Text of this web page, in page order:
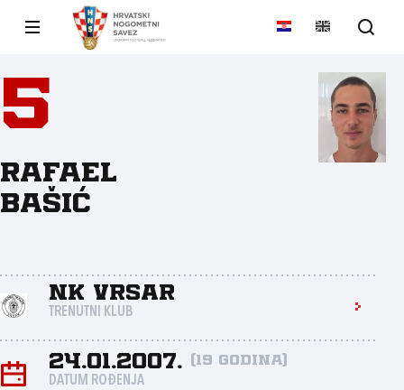
5
Rafael
Bašić
NK Vrsar
TRENUTNI KLUB
24.01.2007. (19 godina)
DATUM ROĐENJA